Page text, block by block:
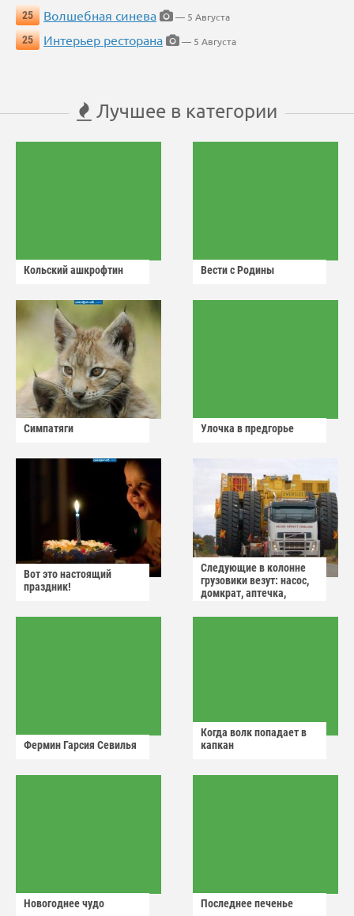
25
Волшебная синева
— 5 Августа
25
Интерьер ресторана — 5 Августа
Лучшее в категории
Кольский ашкрофтин Вести с Родины
Симпатяги Улочка в предгорье
Вот это настоящий
праздник!
Следующие в колонне
грузовики везут: насос,
домкрат, аптечка,
Фермин Гарсия Севилья
Когда волк попадает в
капкан
Новогоднее чудо Последнее печенье